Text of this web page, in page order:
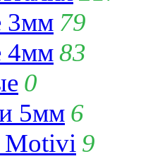
3мм 79
4мм83
0
5мм 6
Motivi 9